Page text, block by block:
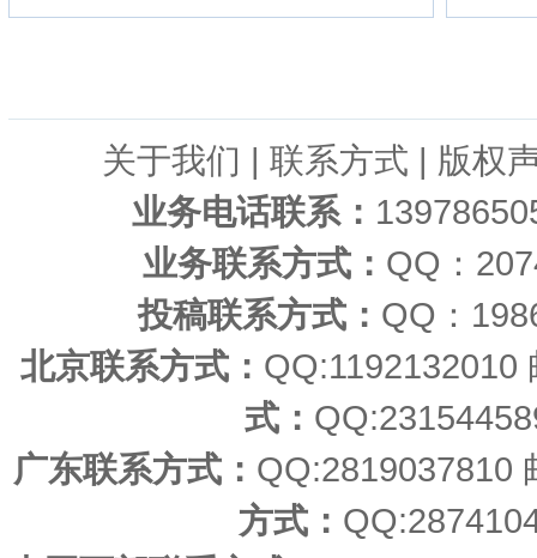
关于我们 | 联系方式 | 版权
业务电话联系：
业务联系方式： QQ：
投稿联系方式： QQ：
北京联系方式：
式：
广东联系方式： QQ:2819037810
方式：